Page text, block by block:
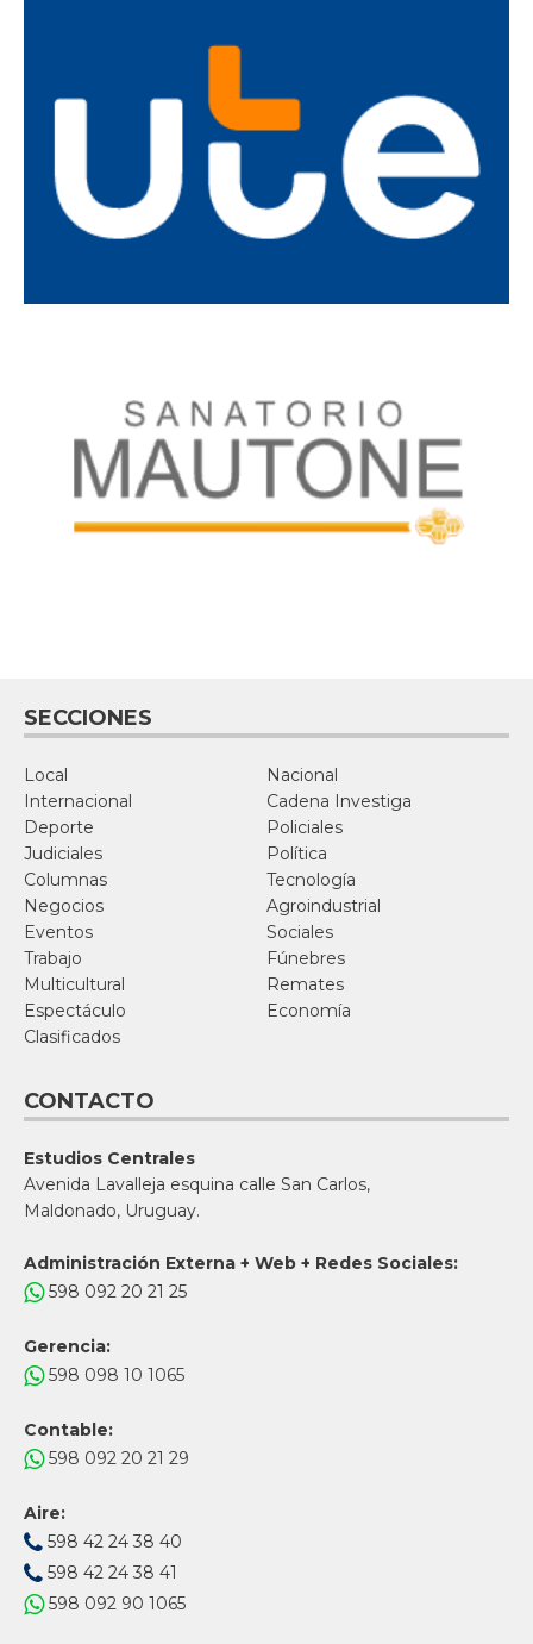
SECCIONES
Local
Nacional
Internacional
Cadena Investiga
Deporte
Policiales
Judiciales
Política
Columnas
Tecnología
Negocios
Agroindustrial
Eventos
Sociales
Trabajo
Fúnebres
Multicultural
Remates
Espectáculo
Economía
Clasificados
CONTACTO
Estudios Centrales
Avenida Lavalleja esquina calle San Carlos,
Maldonado, Uruguay.
Administración Externa + Web + Redes Sociales:
598 092 20 21 25
Gerencia:
598 098 10 1065
Contable:
598 092 20 21 29
Aire:
598 42 24 38 40
598 42 24 38 41
598 092 90 1065